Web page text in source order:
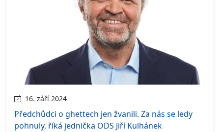
16. září 2024
Předchůdci o ghettech jen žvanili. Za nás se ledy
pohnuly, říká jednička ODS Jiří Kulhánek